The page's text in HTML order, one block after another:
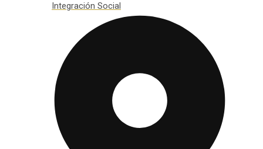
Integración Social